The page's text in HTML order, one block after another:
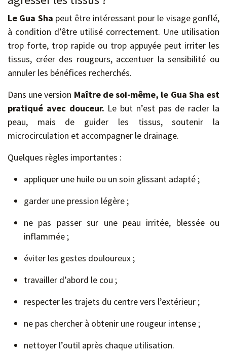
Le Gua Sha peut être intéressant pour le visage gonflé,
à condition d’être utilisé correctement. Une utilisation
trop forte, trop rapide ou trop appuyée peut irriter les
tissus, créer des rougeurs, accentuer la sensibilité ou
annuler les bénéfices recherchés.
Dans une version Maître de soi-même, le Gua Sha est
pratiqué avec douceur. Le but n’est pas de racler la
peau, mais de guider les tissus, soutenir la
microcirculation et accompagner le drainage.
Quelques règles importantes :
appliquer une huile ou un soin glissant adapté ;
garder une pression légère ;
ne pas passer sur une peau irritée, blessée ou
inflammée ;
éviter les gestes douloureux ;
travailler d’abord le cou ;
respecter les trajets du centre vers l’extérieur ;
ne pas chercher à obtenir une rougeur intense ;
nettoyer l’outil après chaque utilisation.